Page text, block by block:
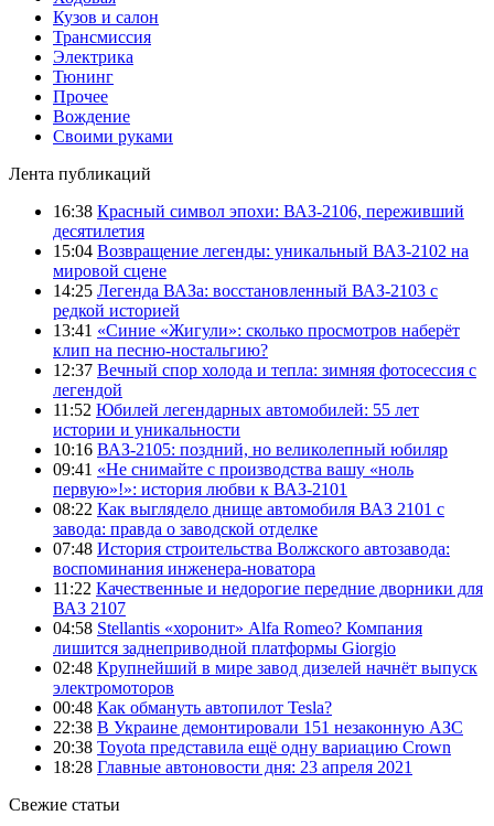
Кузов и салон
Трансмиссия
Электрика
Тюнинг
Прочее
Вождение
Своими руками
Лента публикаций
16:38 Красный символ эпохи: ВАЗ-2106, переживший
десятилетия
15:04 Возвращение легенды: уникальный ВАЗ-2102 на
мировой сцене
14:25 Легенда ВАЗа: восстановленный ВАЗ-2103 с
редкой историей
13:41 «Синие «Жигули»: сколько просмотров наберёт
клип на песню-ностальгию?
12:37 Вечный спор холода и тепла: зимняя фотосессия с
легендой
11:52 Юбилей легендарных автомобилей: 55 лет
истории и уникальности
10:16 ВАЗ-2105: поздний, но великолепный юбиляр
09:41 «Не снимайте с производства вашу «ноль
первую»!»: история любви к ВАЗ-2101
08:22 Как выглядело днище автомобиля ВАЗ 2101 с
завода: правда о заводской отделке
07:48 История строительства Волжского автозавода:
воспоминания инженера-новатора
11:22 Качественные и недорогие передние дворники для
ВАЗ 2107
04:58 Stellantis «хоронит» Alfa Romeo? Компания
лишится заднеприводной платформы Giorgio
02:48 Крупнейший в мире завод дизелей начнёт выпуск
электромоторов
00:48 Как обмануть автопилот Tesla?
22:38 В Украине демонтировали 151 незаконную АЗС
20:38 Toyota представила ещё одну вариацию Crown
18:28 Главные автоновости дня: 23 апреля 2021
Свежие статьи